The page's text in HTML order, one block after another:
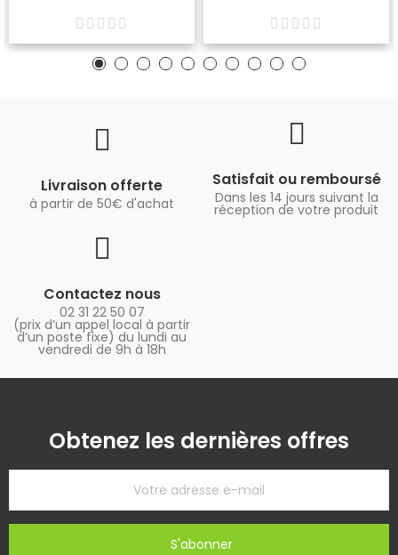
Livraison offerte
à partir de 50€ d'achat
Satisfait ou remboursé
Dans les 14 jours suivant la
réception de votre produit
Contactez nous
02 31 22 50 07
(prix d’un appel local à partir
d’un poste fixe) du lundi au
vendredi de 9h à 18h
Obtenez les dernières offres
S'abonner